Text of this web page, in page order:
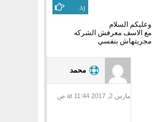
رد
وعليكم السلام
مع الاسف معرفش الشركه
مجربتهاش بنفسي
محمد
مارس 2, 2017 at 11:44 ص